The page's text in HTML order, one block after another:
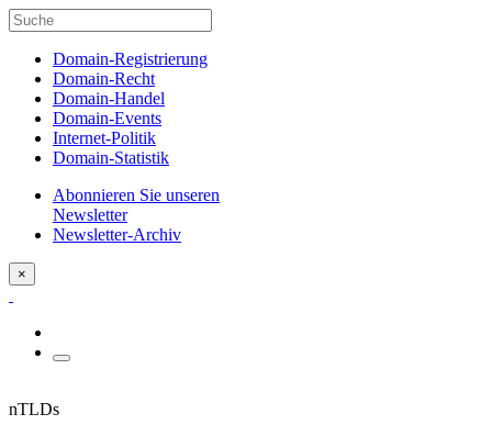
Domain-Registrierung
Domain-Recht
Domain-Handel
Domain-Events
Internet-Politik
Domain-Statistik
Abonnieren Sie unseren
Newsletter
Newsletter-Archiv
×
nTLDs